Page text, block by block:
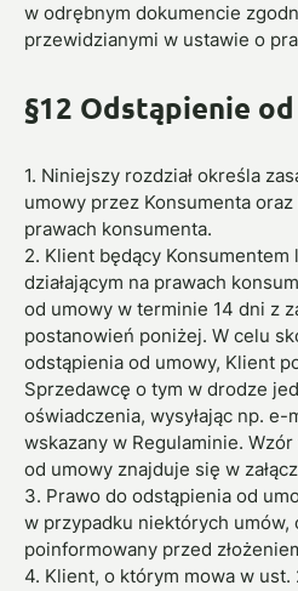
w odrębnym dokumencie
przewidzianymi w ustawie o
§12 Odstąpienie
1. Niniejszy rozdział określa
umowy przez Konsumenta
prawach konsumenta.
2. Klient będący
działającym na prawach
od umowy w terminie 14 dni z
postanowień poniżej. W celu
odstąpienia od umowy, Klient
Sprzedawcę o tym w drodze
oświadczenia, wysyłając np. e-
wskazany w Regulaminie.
od umowy znajduje się w
3. Prawo do odstąpienia od
w przypadku niektórych umów,
poinformowany przed
4. Klient, o którym mowa w ust.